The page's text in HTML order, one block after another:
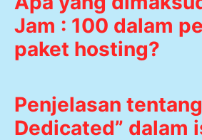
Jam : 100 dalam
paket hosting?
Penjelasan
Dedicated” dalam